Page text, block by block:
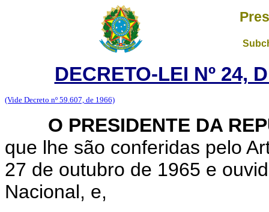
DECRETO-LEI Nº 24,
(Vide Decreto nº 59.607, de 1966)
O PRESIDENTE DA
que lhe são conferidas pelo
27 de outubro de 1965 e
Nacional, e,